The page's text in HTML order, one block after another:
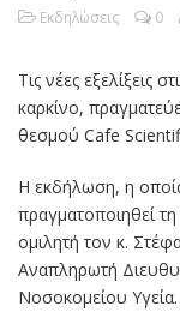
Εκδηλώσεις 0
Τις νέες εξελίξεις
καρκίνο,
θεσμού Cafe
Η εκδήλωση, η
πραγματοποιηθεί
ομιλητή τον κ.
Αναπληρωτή
Νοσοκομείου Υγεία.